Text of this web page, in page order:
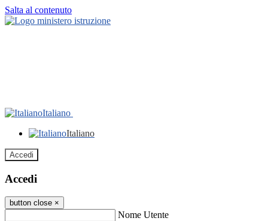
Salta al contenuto
Italiano
Italiano
Accedi
Accedi
button close ×
Nome Utente